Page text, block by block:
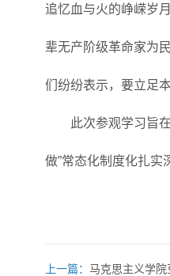
追忆血与火的峥嵘岁
辈无产阶级革命家为
们纷纷表示，要立足
此次参观学习旨
做”常态化制度化扎实
上一篇： 马克思主义学